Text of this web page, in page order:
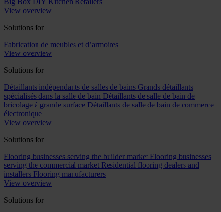
Big Box DIY Kitchen Retailers
View overview
Solutions for
Fabrication de meubles et d’armoires
View overview
Solutions for
Détaillants indépendants de salles de bains Grands détaillants
spécialisés dans la salle de bain Détaillants de salle de bain de
bricolage à grande surface Détaillants de salle de bain de commerce
électronique
View overview
Solutions for
Flooring businesses serving the builder market Flooring businesses
serving the commercial market Residential flooring dealers and
installers Flooring manufacturers
View overview
Solutions for